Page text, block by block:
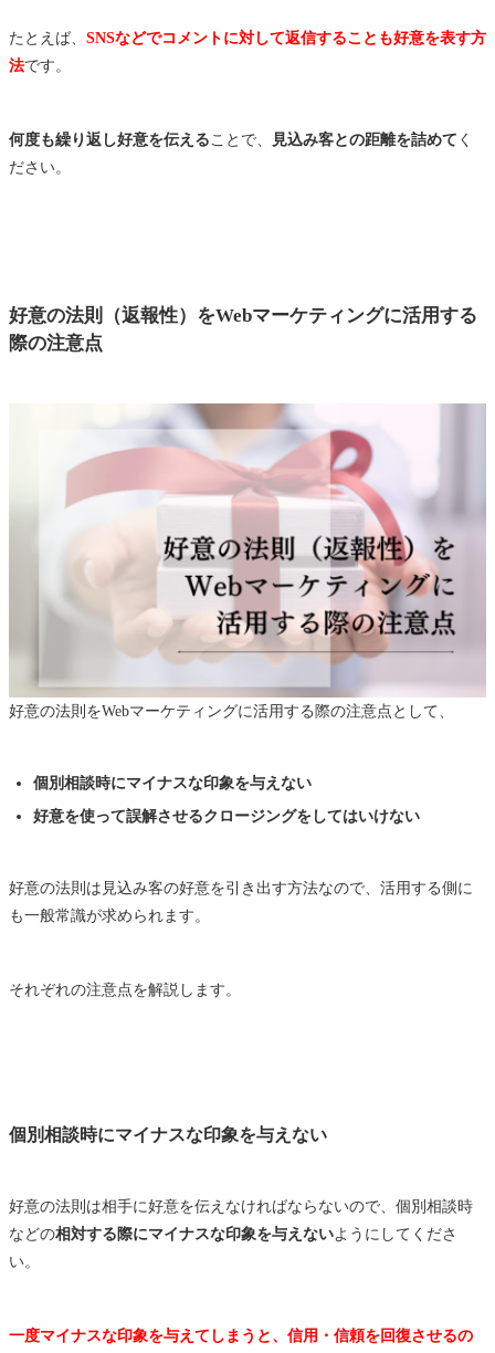
たとえば、 SNSなどでコメントに対して返信することも好意を表す方
法です。
何度も繰り返し好意を伝えることで、 見込み客との距離を詰めて く
ださい。
好意の法則（返報性）をWebマーケティングに活用する
際の注意点
好意の法則をWebマーケティングに活用する際の注意点として、
個別相談時にマイナスな印象を与えない
好意を使って誤解させるクロージングをしてはいけない
好意の法則は見込み客の好意を引き出す方法なので、活用する側に
も一般常識が求められます。
それぞれの注意点を解説します。
個別相談時にマイナスな印象を与えない
好意の法則は相手に好意を伝えなければならないので、個別相談時
などの相対する際にマイナスな印象を与えないようにしてくださ
い。
一度マイナスな印象を与えてしまうと、信用・信頼を回復させるの